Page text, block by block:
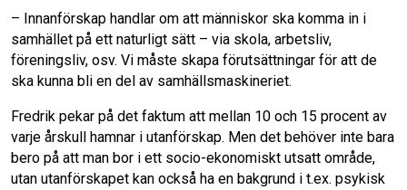
– Innanförskap handlar om att människor ska komma in i
samhället på ett naturligt sätt – via skola, arbetsliv,
föreningsliv, osv. Vi måste skapa förutsättningar för att de
ska kunna bli en del av samhällsmaskineriet.
Fredrik pekar på det faktum att mellan 10 och 15 procent av
varje årskull hamnar i utanförskap. Men det behöver inte bara
bero på att man bor i ett socio-ekonomiskt utsatt område,
utan utanförskapet kan också ha en bakgrund i t.ex. psykisk